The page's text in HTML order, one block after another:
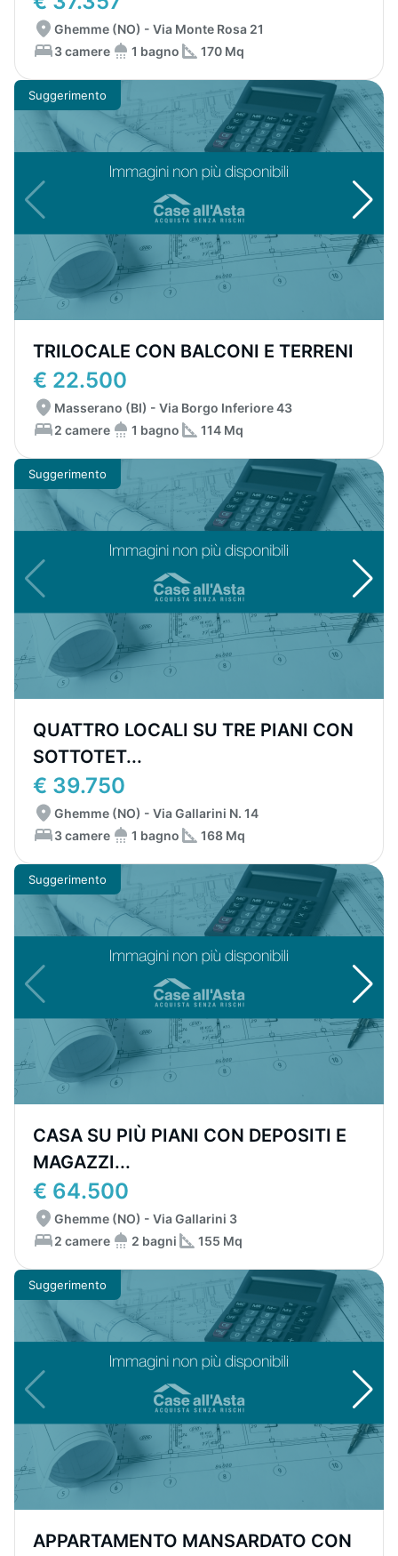
Ghemme (NO) - Via Monte Rosa 21
3 camere
1 bagno 170 Mq
Suggerimento
TRILOCALE CON BALCONI E TERRENI
€ 22.500
Masserano (BI) - Via Borgo Inferiore 43
2 camere
1 bagno 114 Mq
Suggerimento
QUATTRO LOCALI SU TRE PIANI CON
SOTTOTET...
€ 39.750
Ghemme (NO) - Via Gallarini N. 14
3 camere
1 bagno 168 Mq
Suggerimento
CASA SU PIÙ PIANI CON DEPOSITI E
MAGAZZI...
€ 64.500
Ghemme (NO) - Via Gallarini 3
2 camere
2 bagni 155 Mq
Suggerimento
APPARTAMENTO MANSARDATO CON